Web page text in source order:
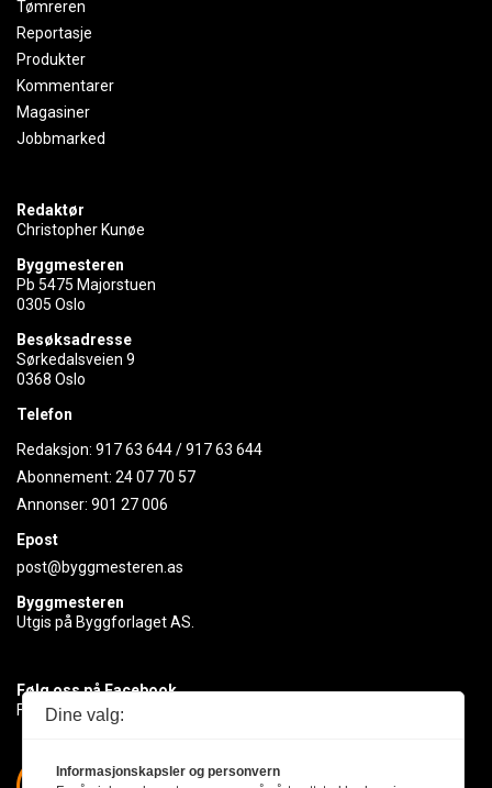
Tømreren
Reportasje
Produkter
Kommentarer
Magasiner
Jobbmarked
Redaktør
Christopher Kunøe
Byggmesteren
Pb 5475 Majorstuen
0305 Oslo
Besøksadresse
Sørkedalsveien 9
0368 Oslo
Telefon
Redaksjon: 917 63 644/917 63 644
Abonnement: 24 07 70 57
Annonser: 901 27 006
Epost
post@byggmesteren.as
Byggmesteren
Utgis på Byggforlaget AS.
Følg oss på Facebook
Få med deg det siste innen byggebransjen
Dine valg:
Informasjonskapsler og personvern